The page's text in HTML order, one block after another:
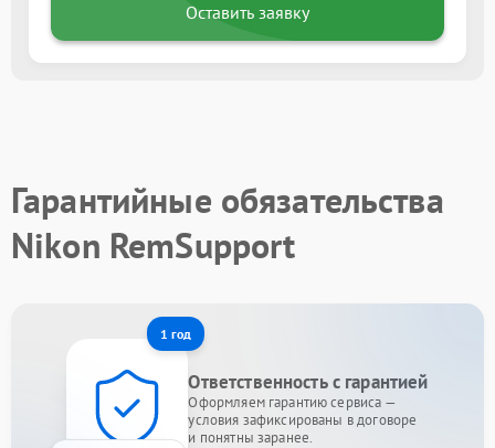
Оставить заявку
Гарантийные обязательства
Nikon RemSupport
1 год
Ответственность с гарантией
Оформляем гарантию сервиса —
условия зафиксированы в договоре
и понятны заранее.